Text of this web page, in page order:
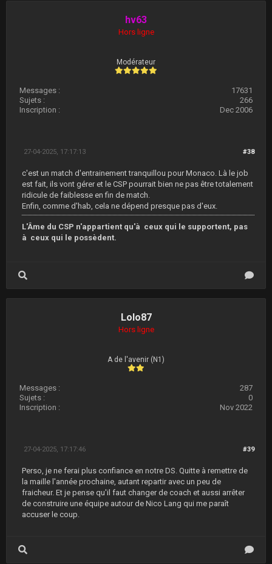
hv63
Hors ligne
Modérateur
Messages :
17631
Sujets :
266
Inscription :
Dec 2006
#38
27-04-2025, 17:17:13
c'est un match d'entrainement tranquillou pour Monaco. Là le job
est fait, ils vont gérer et le CSP pourrait bien ne pas être totalement
ridicule de faiblesse en fin de match.
Enfin, comme d'hab, cela ne dépend presque pas d'eux.
L'Âme du CSP n'appartient qu'à ceux qui le supportent, pas
à ceux qui le possèdent.
Lolo87
Hors ligne
A de l'avenir (N1)
Messages :
287
Sujets :
0
Inscription :
Nov 2022
#39
27-04-2025, 17:17:46
Perso, je ne ferai plus confiance en notre DS. Quitte à remettre de
la maille l'année prochaine, autant repartir avec un peu de
fraicheur. Et je pense qu'il faut changer de coach et aussi arrêter
de construire une équipe autour de Nico Lang qui me paraît
accuser le coup.